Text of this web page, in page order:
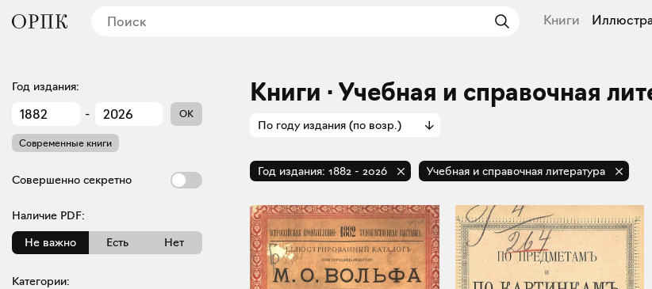
Книги
Книги · Учебная и справочная
Год издания:
- OK
Современные книги
Совершенно секретно
Наличие PDF:
Не важно
Есть Нет
Категории:
По году издания (по возр.)
Год издания: 1882 - 2026 Учебная и справочная литература